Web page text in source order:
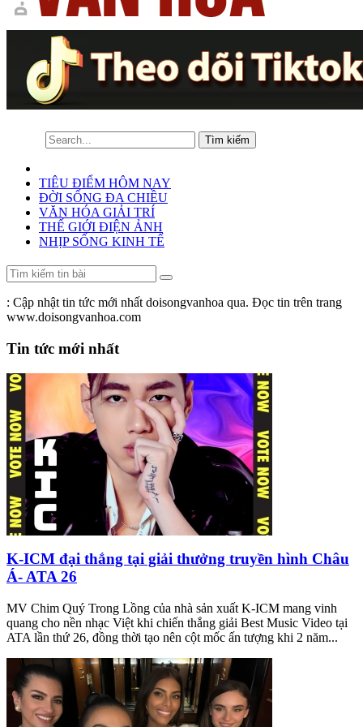
TIÊU ĐIỂM HÔM NAY
ĐỜI SỐNG ĐA CHIỀU
VĂN HÓA GIẢI TRÍ
THẾ GIỚI ĐIỆN ẢNH
NHỊP SỐNG KINH TẾ
: Cập nhật tin tức mới nhất doisongvanhoa qua. Đọc tin trên trang
www.doisongvanhoa.com
Tin tức mới nhất
K-ICM đại thắng tại giải thưởng truyền hình Châu
Á- ATA 26
MV Chim Quý Trong Lồng của nhà sản xuất K-ICM mang vinh
quang cho nền nhạc Việt khi chiến thắng giải Best Music Video tại
ATA lần thứ 26, đồng thời tạo nên cột mốc ấn tượng khi 2 năm...